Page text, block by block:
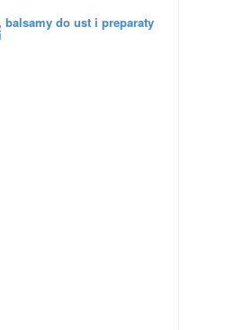
balsamy do ust i preparaty